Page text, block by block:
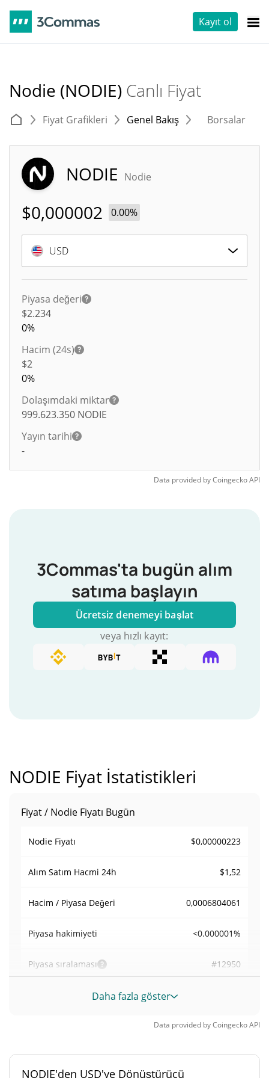
Kayıt ol
Nodie (NODIE) Canlı Fiyat
Fiyat Grafikleri Genel Bakış Borsalar
NODIE Nodie
$0,000002 0.00%
USD
Piyasa değeri
$2.234
0%
Hacim (24s)
$2
0%
Dolaşımdaki miktar
999.623.350 NODIE
Yayın tarihi
-
Data provided byCoingeckoAPI
3Commas'ta bugün alım
satıma başlayın
Ücretsiz denemeyi başlat
veya hızlı kayıt:
NODIE Fiyat İstatistikleri
Fiyat / Nodie Fiyatı Bugün
Nodie Fiyatı $0,00000223
Alım Satım Hacmi 24h $1,52
Hacim / Piyasa Değeri 0,0006804061
Piyasa hakimiyeti <0.000001%
Piyasa sıralaması #12950
999.623.346,642 NODIE
Toplam Arz 999.623.346,642 NODIE
Daha fazla göster
Data provided byCoingeckoAPI
NODIE'den USD'ye Dönüştürücü